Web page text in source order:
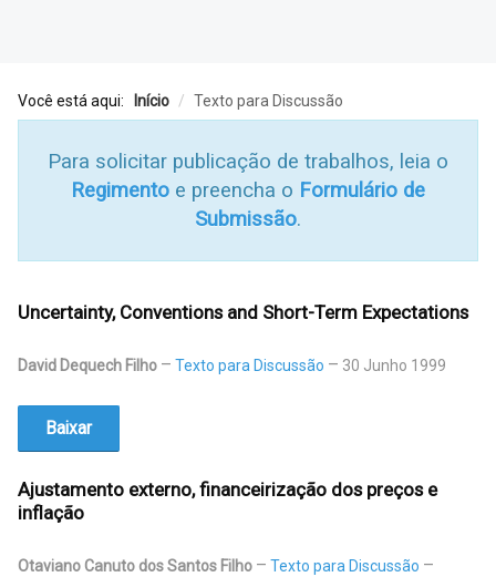
Você está aqui: Início / Texto para Discussão
Para solicitar publicação de trabalhos, leia o
Regimento e preencha o Formulário de
Submissão.
Uncertainty, Conventions and Short-Term Expectations
David Dequech Filho Texto para Discussão 30 Junho 1999
Baixar
Ajustamento externo, financeirização dos preços e
inflação
Otaviano Canuto dos Santos Filho
Texto para Discussão